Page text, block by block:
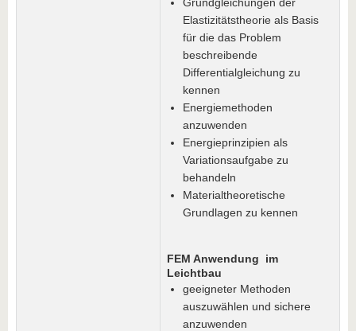
Elastizitätstheorie als Basis
für die das Problem
beschreibende
Differentialgleichung zu
kennen
Energiemethoden
anzuwenden
Energieprinzipien als
Variationsaufgabe zu
behandeln
Materialtheoretische
Grundlagen zu kennen
FEM Anwendung im
Leichtbau
geeigneter Methoden
auszuwählen und sichere
anzuwenden